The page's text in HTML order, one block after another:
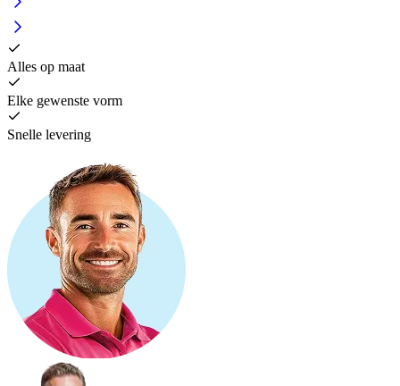
Alles op maat
Elke gewenste vorm
Snelle levering